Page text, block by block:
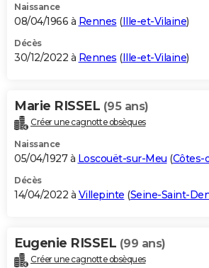
Naissance
08/04/1966 à Rennes (Ille-et-Vilaine)
Décès
30/12/2022 à Rennes (Ille-et-Vilaine)
Marie RISSEL (95 ans)
Créer une cagnotte obsèques
Naissance
05/04/1927 à Loscouët-sur-Meu (Côtes-
Décès
14/04/2022 à Villepinte (Seine-Saint-
Eugenie RISSEL (99 ans)
Créer une cagnotte obsèques